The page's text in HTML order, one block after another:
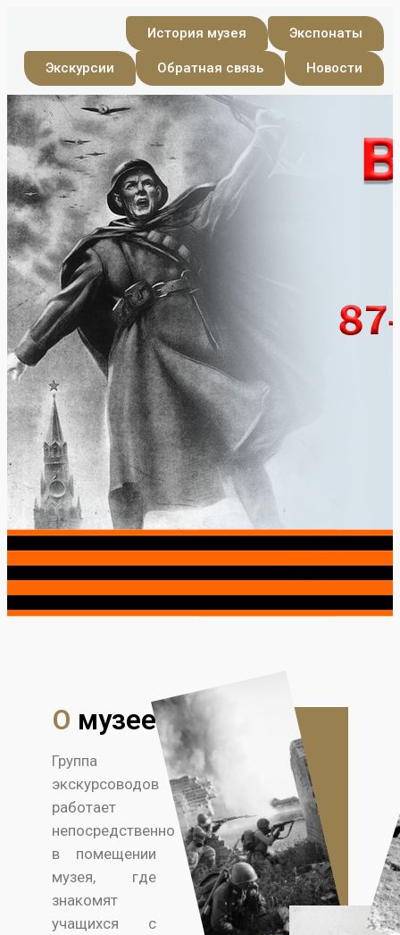
История музея Экспонаты
Экскурсии Обратная связь Новости
О музее
Группа
экскурсоводов
работает
непосредственно
в помещении
музея, где
знакомят
учащихся с